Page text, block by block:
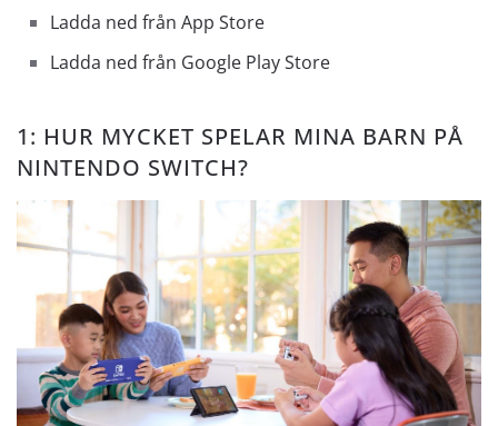
Ladda ned från App Store
Ladda ned från Google Play Store
1: HUR MYCKET SPELAR MINA BARN PÅ
NINTENDO SWITCH?